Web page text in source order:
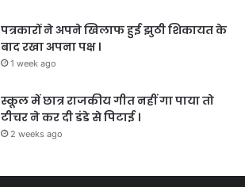
पत्रकारों ने अपने खिलाफ हुई झुठी शिकायत के
बाद रखा अपना पक्ष ।
1 week ago
स्कूल में छात्र राजकीय गीत नहीं गा पाया तो
टीचर ने कर दी डंडे से पिटाई ।
2 weeks ago